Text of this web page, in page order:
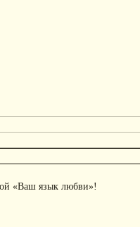
«Ваш язык любви»!